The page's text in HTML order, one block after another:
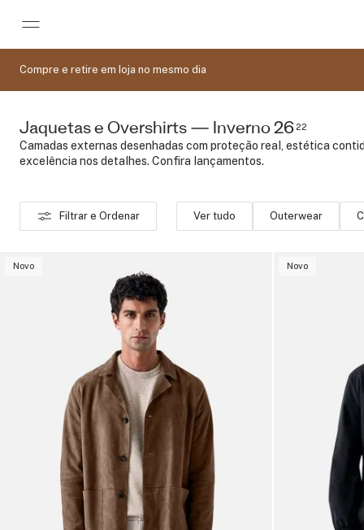
Compre e retire em loja no mesmo dia
Jaquetas e Overshirts — Inverno 2622
Camadas externas desenhadas com proteção real, estética
excelência nos detalhes. Confira lançamentos.
Filtrar e Ordenar Ver tudo Outerwear
Novo Novo